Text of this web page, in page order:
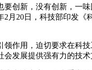
创新，没有创新，一
月20日，科技部印发
作用，迫切要求在科
发展提供强有力的技术